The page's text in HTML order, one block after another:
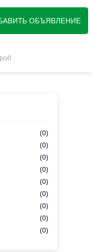
ОБЪЯВЛЕНИЕ
(0)
(0)
(0)
(0)
(0)
(0)
(0)
(0)
(0)